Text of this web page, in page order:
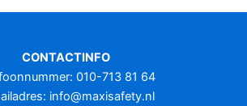
CONTACTINFO
010-713 81 64
info@maxisafety.nl